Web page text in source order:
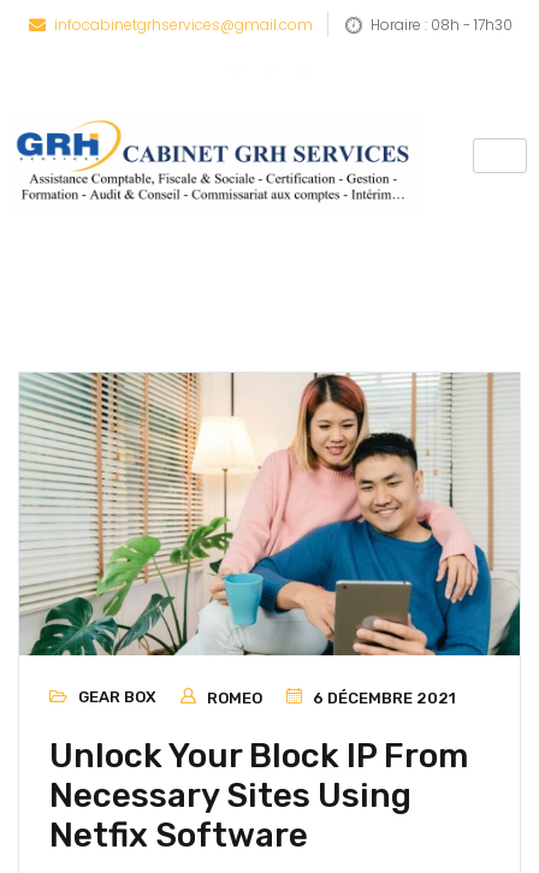
infocabinetgrhservices@gmail.com Horaire : 08h - 17h30
GEAR BOX ROMEO 6 DÉCEMBRE 2021
Unlock Your Block IP From
Necessary Sites Using
Netfix Software